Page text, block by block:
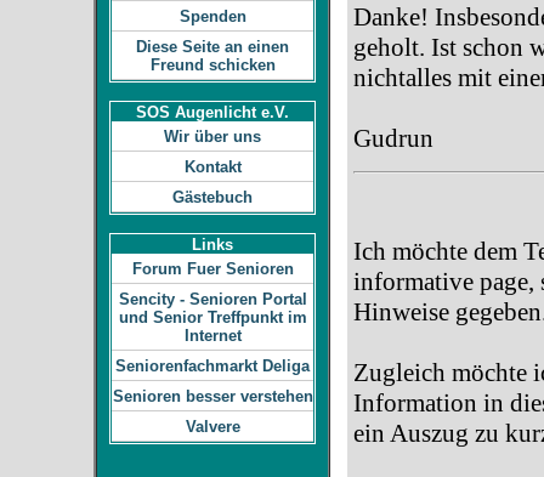
Spenden
Diese Seite an einen
Freund schicken
SOS Augenlicht e.V.
Wir über uns
Kontakt
Gästebuch
Links
Forum Fuer Senioren
Sencity - Senioren Portal
und Senior Treffpunkt im
Internet
Seniorenfachmarkt Deliga
Senioren besser verstehen
Valvere
Danke!
geholt. Ist schon
nichtalles mit
Gudrun
Ich möchte dem
informative page,
Hinweise
Zugleich möchte
Information in
ein Auszug zu